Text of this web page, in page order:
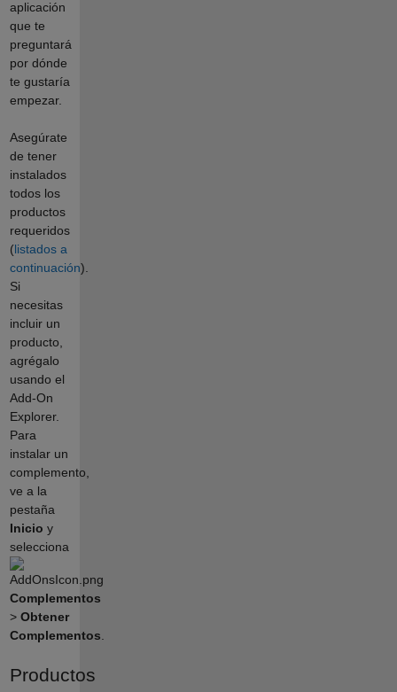
aplicación
que te
preguntará
por dónde
te gustaría
empezar.
Asegúrate
de tener
instalados
todos los
productos
requeridos
(listados a
continuación).
Si
necesitas
incluir un
producto,
agrégalo
usando el
Add-On
Explorer.
Para
instalar un
complemento,
ve a la
pestaña
Inicio y
selecciona
Complementos
> Obtener
Complementos.
Productos